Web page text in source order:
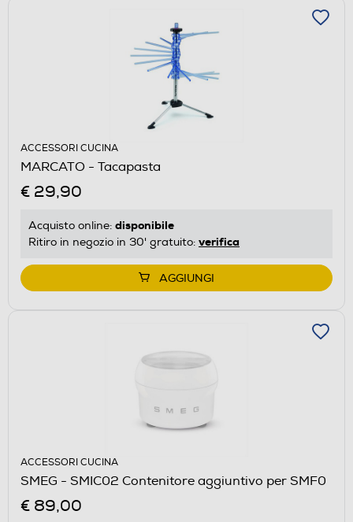
ACCESSORI CUCINA
MARCATO - Tacapasta
€ 29,90
Acquisto online: disponibile
Ritiro in negozio in 30' gratuito: verifica
AGGIUNGI
ACCESSORI CUCINA
SMEG - SMIC02 Contenitore aggiuntivo per SMF0
€ 89,00